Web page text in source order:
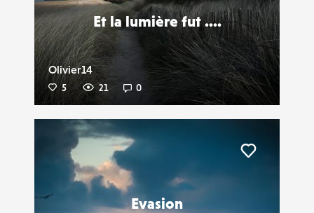
Et la lumière fut ....
Olivier14
5 21 0
Evasion